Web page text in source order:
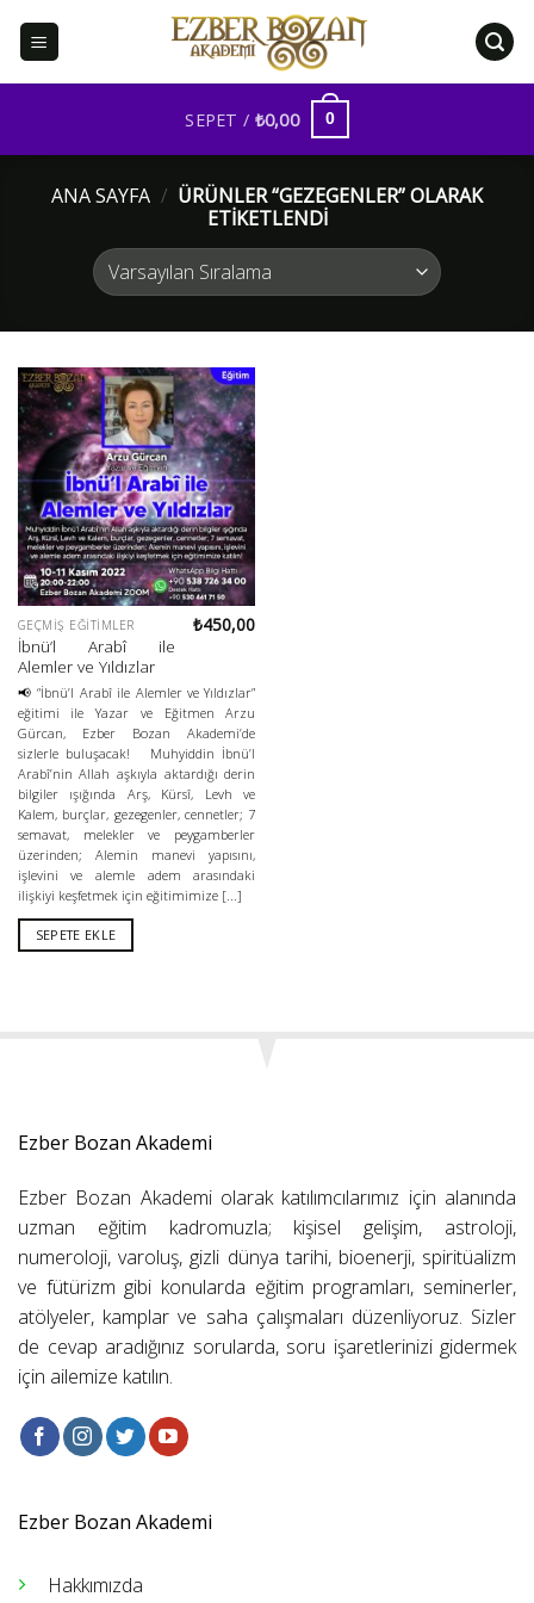
SEPET / ₺0,00 0
ANA SAYFA / ÜRÜNLER “GEZEGENLER” OLARAK
ETIKETLENDI
GEÇMIŞ EĞITIMLER
İbnü’l Arabî ile
Alemler ve Yıldızlar
₺450,00
📢 “İbnü’l Arabî ile Alemler ve Yıldızlar”
eğitimi ile Yazar ve Eğitmen Arzu
Gürcan, Ezber Bozan Akademi’de
sizlerle buluşacak! Muhyiddin İbnü’l
Arabî’nin Allah aşkıyla aktardığı derin
bilgiler ışığında Arş, Kürsî, Levh ve
Kalem, burçlar, gezegenler, cennetler; 7
semavat, melekler ve peygamberler
üzerinden; Alemin manevi yapısını,
işlevini ve alemle adem arasındaki
ilişkiyi keşfetmek için eğitimimize [...]
SEPETE EKLE
Ezber Bozan Akademi
Ezber Bozan Akademi olarak katılımcılarımız için alanında
uzman eğitim kadromuzla; kişisel gelişim, astroloji,
numeroloji, varoluş, gizli dünya tarihi, bioenerji, spiritüalizm
ve fütürizm gibi konularda eğitim programları, seminerler,
atölyeler, kamplar ve saha çalışmaları düzenliyoruz. Sizler
de cevap aradığınız sorularda, soru işaretlerinizi gidermek
için ailemize katılın.
Ezber Bozan Akademi
Hakkımızda